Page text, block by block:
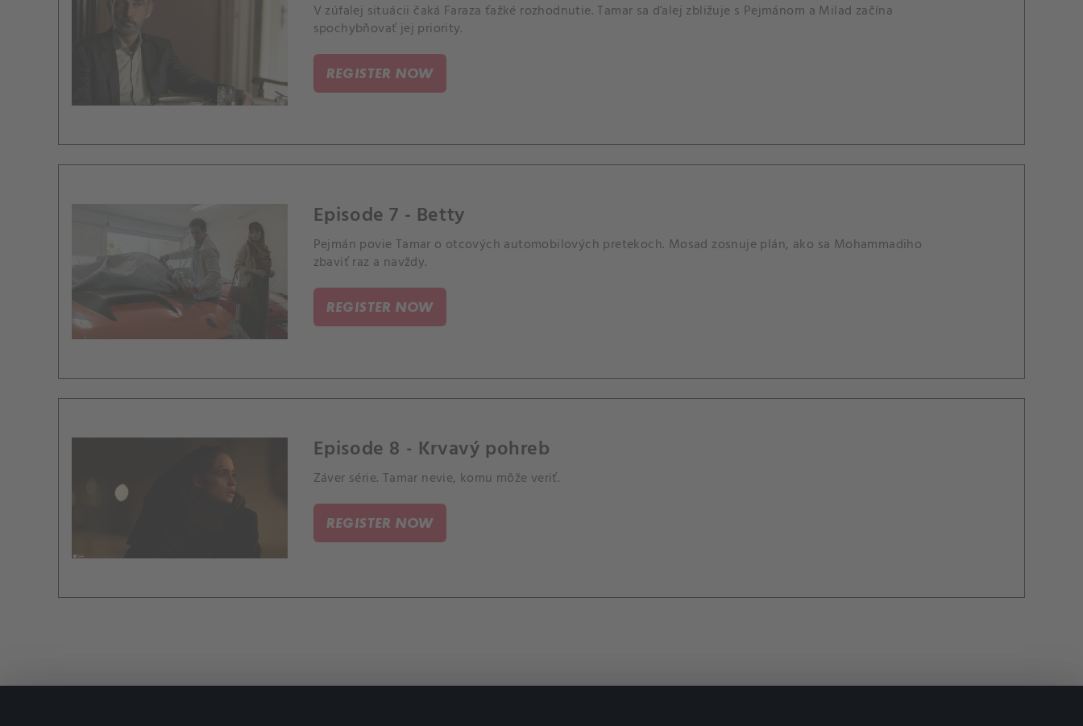
V zúfalej situácii čaká Faraza ťažké rozhodnutie. Tamar sa ďalej zbližuje s Pejmánom a Milad začína
spochybňovať jej priority.
REGISTER NOW
Episode 7 - Betty
Pejmán povie Tamar o otcových automobilových pretekoch. Mosad zosnuje plán, ako sa Mohammadiho
zbaviť raz a navždy.
REGISTER NOW
Episode 8 - Krvavý pohreb
Záver série. Tamar nevie, komu môže veriť.
REGISTER NOW